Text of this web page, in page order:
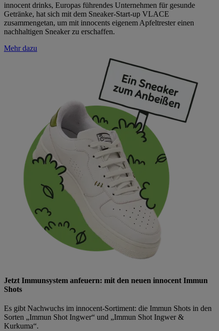
innocent drinks, Europas führendes Unternehmen für gesunde
Getränke, hat sich mit dem Sneaker-Start-up VLACE
zusammengetan, um mit innocents eigenem Apfeltrester einen
nachhaltigen Sneaker zu erschaffen.
Mehr dazu
Jetzt Immunsystem anfeuern: mit den neuen innocent Immun
Shots
Es gibt Nachwuchs im innocent-Sortiment: die Immun Shots in den
Sorten „Immun Shot Ingwer“ und „Immun Shot Ingwer &
Kurkuma“.